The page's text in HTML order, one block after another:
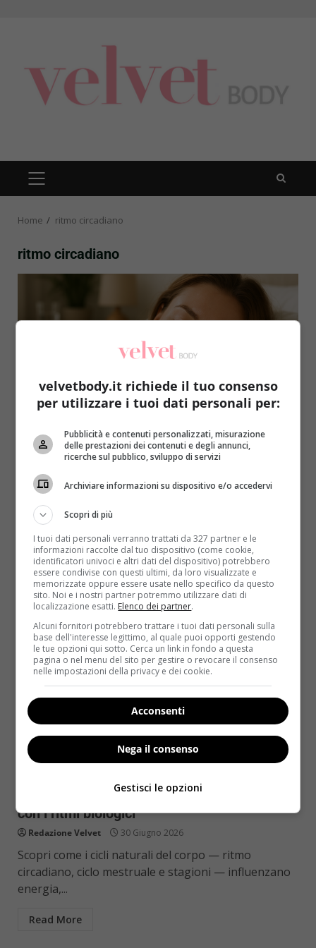
PRIMARY
MENU
Home ritmo circadiano
ritmo circadiano
Sonno di qualità e pelle luminosa: il legame
che spesso ignoriamo
Redazione Velvet
Scopri il legame tra sonno e pelle. Come il riposo
rigenerativo migliora luminosità, elasticità e salute
cutanea...
Read More
Benessere
Cicli naturali del corpo: vivere in armonia
con i ritmi biologici
Redazione Velvet 30 Giugno 2026
Scopri come i cicli naturali del corpo — ritmo
circadiano, ciclo mestruale e stagioni — influenzano
energia,...
Read More
velvetbody.it richiede il tuo consenso
per utilizzare i tuoi dati personali per:
Pubblicità e contenuti personalizzati, misurazione
delle prestazioni dei contenuti e degli annunci,
ricerche sul pubblico, sviluppo di servizi
Archiviare informazioni su dispositivo e/o accedervi
Scopri di più
I tuoi dati personali verranno trattati da 327 partner e le
informazioni raccolte dal tuo dispositivo (come cookie,
identificatori univoci e altri dati del dispositivo) potrebbero
essere condivise con questi ultimi, da loro visualizzate e
memorizzate oppure essere usate nello specifico da questo
sito. Noi e i nostri partner potremmo utilizzare dati di
localizzazione esatti. Elenco dei partner.
Alcuni fornitori potrebbero trattare i tuoi dati personali sulla
base dell'interesse legittimo, al quale puoi opporti gestendo
le tue opzioni qui sotto. Cerca un link in fondo a questa
pagina o nel menu del sito per gestire o revocare il consenso
nelle impostazioni della privacy e dei cookie.
Acconsenti
Nega il consenso
Gestisci le opzioni